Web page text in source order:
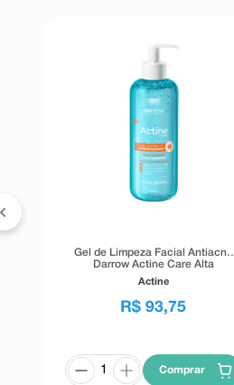
Gel de Limpeza Facial Antiacne
Darrow Actine Care Alta
Tolerância 400g
Actine
R$ 93,75
Comprar